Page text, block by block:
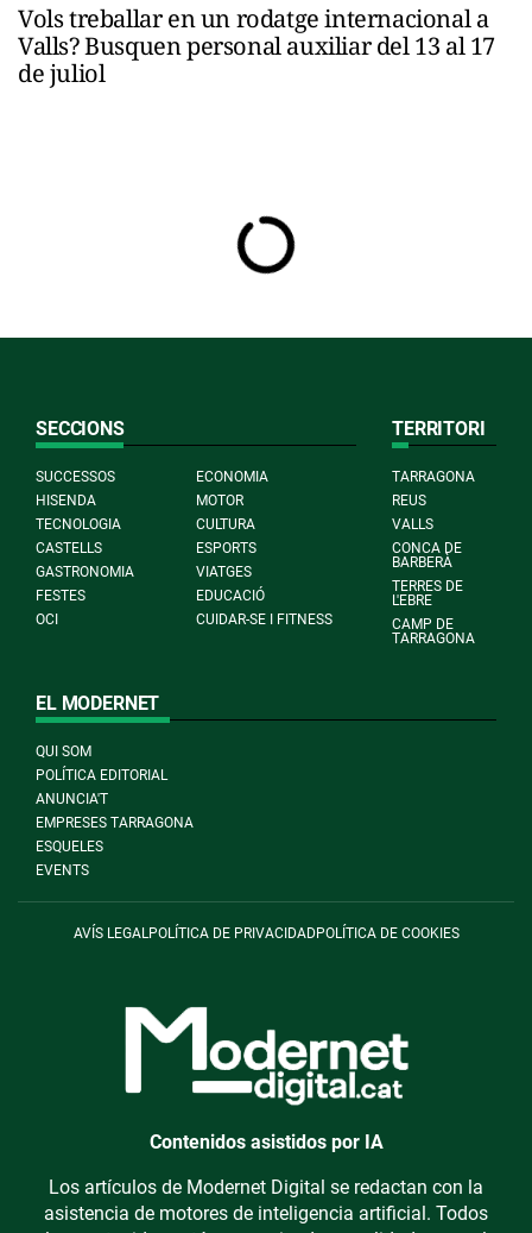
Vols treballar en un rodatge internacional a
Valls? Busquen personal auxiliar del 13 al 17
de juliol
SECCIONS
SUCCESSOS
ECONOMIA
HISENDA
MOTOR
TECNOLOGIA
CULTURA
CASTELLS
ESPORTS
GASTRONOMIA
VIATGES
FESTES
EDUCACIÓ
OCI
CUIDAR-SE I FITNESS
TERRITORI
TARRAGONA
REUS
VALLS
CONCA DE
BARBERÀ
TERRES DE
L'EBRE
CAMP DE
TARRAGONA
EL MODERNET
QUI SOM
POLÍTICA EDITORIAL
ANUNCIA'T
EMPRESES TARRAGONA
ESQUELES
EVENTS
AVÍS LEGAL POLÍTICA DE PRIVACIDADPOLÍTICA DE COOKIES
Contenidos asistidos por IA
Los artículos de Modernet Digital se redactan con la
asistencia de motores de inteligencia artificial. Todos